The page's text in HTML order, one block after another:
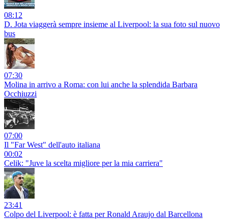
08:12
D. Jota viaggerà sempre insieme al Liverpool: la sua foto sul nuovo
bus
07:30
Molina in arrivo a Roma: con lui anche la splendida Barbara
Occhiuzzi
07:00
Il "Far West" dell'auto italiana
00:02
Celik: "Juve la scelta migliore per la mia carriera"
23:41
Colpo del Liverpool: è fatta per Ronald Araujo dal Barcellona